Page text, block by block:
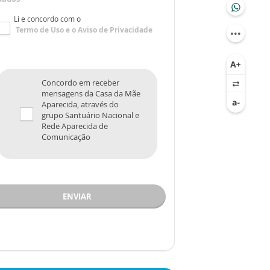
Li e concordo com o
Termo de Usoe oAviso de Privacidade
Concordo em receber
mensagens da Casa da Mãe
Aparecida, através do
grupo Santuário Nacional e
Rede Aparecida de
Comunicação
ENVIAR